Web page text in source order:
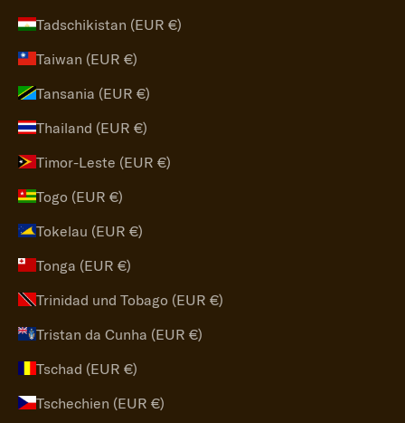
Tadschikistan (EUR €)
Taiwan (EUR €)
Tansania (EUR €)
Thailand (EUR €)
Timor-Leste (EUR €)
Togo (EUR €)
Tokelau (EUR €)
Tonga (EUR €)
Trinidad und Tobago (EUR €)
Tristan da Cunha (EUR €)
Tschad (EUR €)
Tschechien (EUR €)